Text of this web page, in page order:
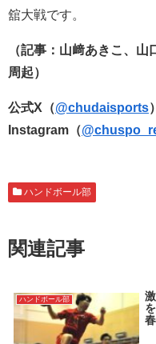
舘大戦です。
（記事：山﨑あきこ、
周起）
公式X（@chudaisports）
Instagram（
ハンドボール部
関連記事
ハンドボール部